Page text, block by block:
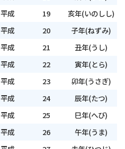
平成 19 亥年(いのしし)
平成 20 子年(ねずみ)
平成 21 丑年(うし)
平成 22 寅年(とら)
平成 23 卯年(うさぎ)
平成 24 辰年(たつ)
平成 25 巳年(へび)
平成 26 午年(うま)